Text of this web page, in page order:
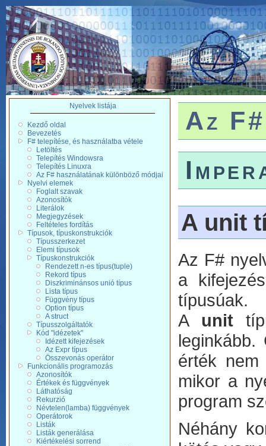
Nyelvek listája
Kezdő oldal
Bevezetés
F# telepítése, és használatba vétele
Letöltés
Telepítés Windowsra
Telepítés Linuxra
Az F# használatának különböző módjai
Nyelvi elemek
Foglalt szavak
Azonosítók
Literálok
Megjegyzések
Feltételes fordítás
Típusok, típuskonstrukciók
Típusszerkezet
Elemi típusok
Típuskonstrukciók
Rendezett n-es típus(tuple)
Rekord típus
Diszkriminánsos unió típus
Lista típus
Függvény típus
Option típus
A struct
Típusszolgáltatók
Kód "idézetek"
Idézett kifejezések
Az Expr típus
Összevonás operátor
Funkcionális programozás
Azonosítók
Értékek és függvények
Láthatóság
Rekurzió
Névtelen(lamba) függvények
Operátorok
Listák
Listák generálása
Kiértékelési sorrend
Az
A unit
Az F#
a
típusúak.
A unit
érték nem
mikor a
program
Néhány